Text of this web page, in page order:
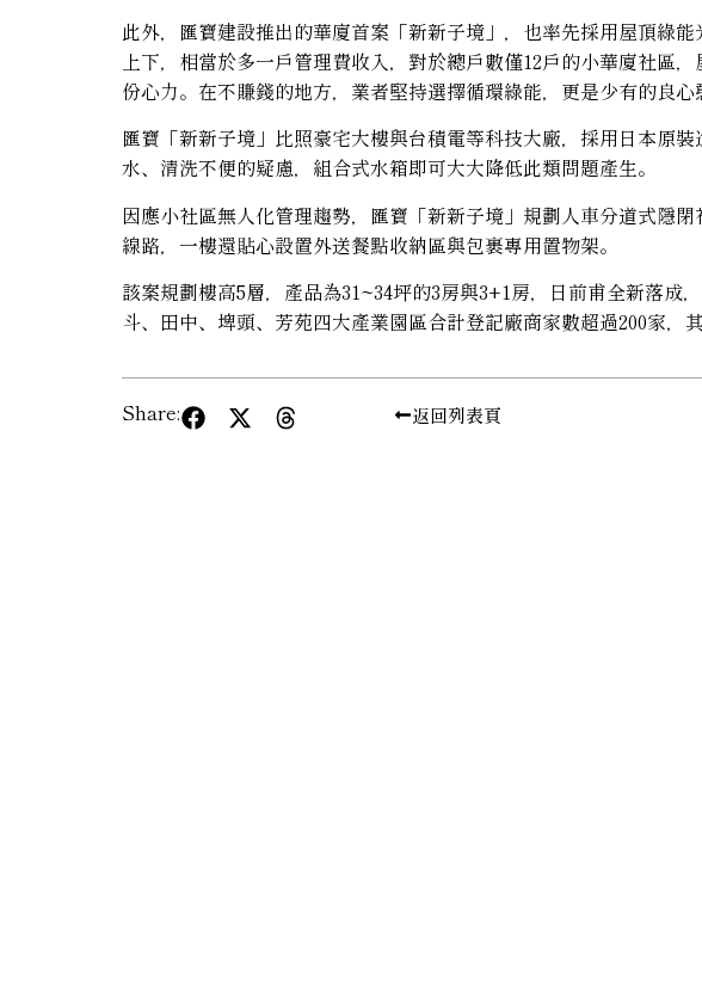
此外，匯寶建設推出的華廈首案「新新子境」，也率先採用屋頂綠
上下，相當於多一戶管理費收入，對於總戶數僅12戶的小華廈社區
份心力。在不賺錢的地方，業者堅持選擇循環綠能，更是少有的良心
匯寶「新新子境」比照豪宅大樓與台積電等科技大廠，採用日本原
水、清洗不便的疑慮，組合式水箱即可大大降低此類問題產生。
因應小社區無人化管理趨勢，匯寶「新新子境」規劃人車分道式隱
線路，一樓還貼心設置外送餐點收納區與包裹專用置物架。
該案規劃樓高5層，產品為31~34坪的3房與3+1房，日前甫全新落
斗、田中、埤頭、芳苑四大產業園區合計登記廠商家數超過200家，
Share: 返回列表頁